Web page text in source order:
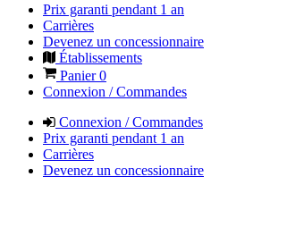
Prix garanti pendant 1 an
Carrières
Devenez un concessionnaire
Établissements
Panier0
Connexion / Commandes
Connexion / Commandes
Prix garanti pendant 1 an
Carrières
Devenez un concessionnaire